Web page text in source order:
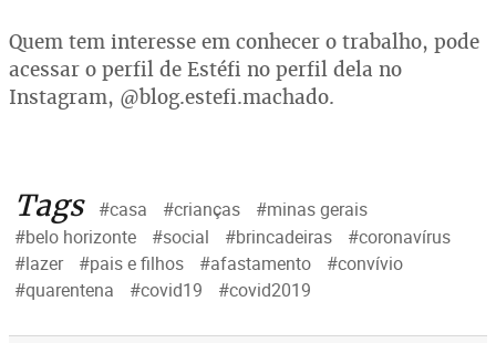
Quem tem interesse em conhecer o trabalho, pode
acessar o perfil de Estéfi no perfil dela no
Instagram, @blog.estefi.machado.
Tags #casa #crianças
#minas gerais
#belo horizonte
#social #brincadeiras
#coronavírus
#lazer
#pais e filhos #afastamento
#convívio
#quarentena
#covid19 #covid2019